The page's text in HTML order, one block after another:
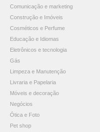
Comunicação e marketing
Construção e Imóveis
Cosméticos e Perfume
Educação e Idiomas
Eletrônicos e tecnologia
Gás
Limpeza e Manutenção
Livraria e Papelaria
Móveis e decoração
Negócios
Ótica e Foto
Pet shop